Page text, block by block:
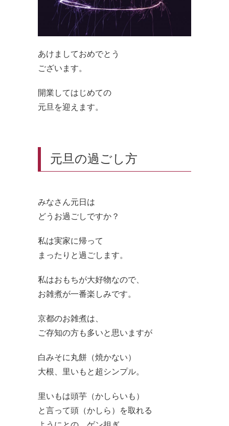
あけましておめでとう
ございます。
開業してはじめての
元旦を迎えます。
元旦の過ごし方
みなさん元日は
どうお過ごしですか？
私は実家に帰って
まったりと過ごします。
私はおもちが大好物なので、
お雑煮が一番楽しみです。
京都のお雑煮は、
ご存知の方も多いと思いますが
白みそに丸餅（焼かない）
大根、里いもと超シンプル。
里いもは頭芋（かしらいも）
と言って頭（かしら）を取れる